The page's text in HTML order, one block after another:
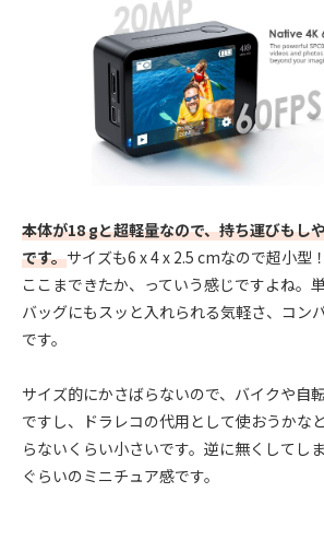
本体が18 gと超軽量なので、持ち運びもし
です。サイズも‎6 x 4 x 2.5 cmなので超小型
ここまできたか、っていう感じですよね。
バッグにもスッと入れられる気軽さ、コン
です。
サイズ的にかさばらないので、バイクや自
ですし、ドラレコの代用として使おうかな
らないくらい小さいです。逆に無くしてし
ぐらいのミニチュア感です。